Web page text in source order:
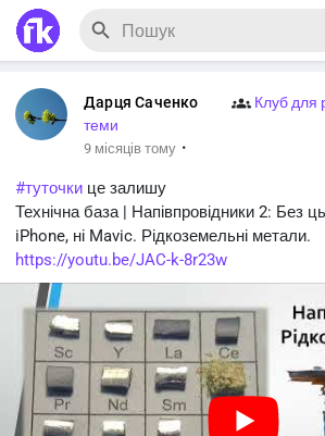
Дарця Саченко
Клуб для
теми
9 місяців тому ·
#туточки це залишу
Технічна база | Напівпровідники 2: Без
iPhone, ні Mavic. Рідкоземельні метали.
https://youtu.be/JAC-k-8r23w